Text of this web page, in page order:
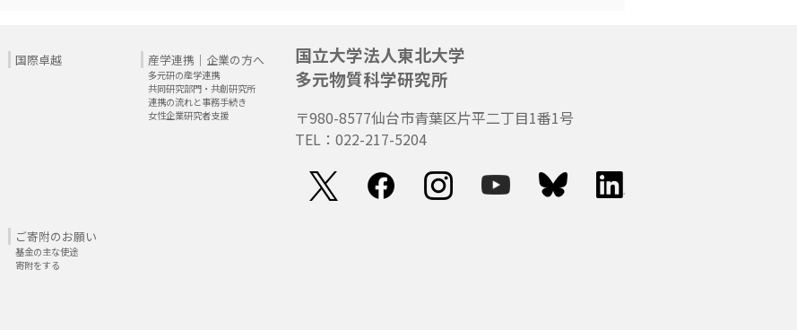
国際卓越 産学連携｜企業の方へ
多元研の産学連携
共同研究部門・共創研究所
連携の流れと事務手続き
女性企業研究者支援
ご寄附のお願い
基金の主な使途
寄附をする
国立大学法人東北大学
多元物質科学研究所
〒980-8577仙台市青葉区片平二丁目1番1号
TEL：022-217-5204